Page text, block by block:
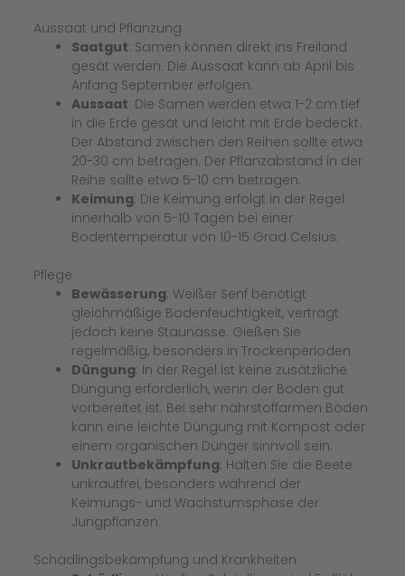
Aussaat und Pflanzung
Saatgut: Samen können direkt ins Freiland
gesät werden. Die Aussaat kann ab April bis
Anfang September erfolgen.
Aussaat: Die Samen werden etwa 1-2 cm tief
in die Erde gesät und leicht mit Erde bedeckt.
Der Abstand zwischen den Reihen sollte etwa
20-30 cm betragen. Der Pflanzabstand in der
Reihe sollte etwa 5-10 cm betragen.
Keimung: Die Keimung erfolgt in der Regel
innerhalb von 5-10 Tagen bei einer
Bodentemperatur von 10-15 Grad Celsius.
Pflege
Bewässerung: Weißer Senf benötigt
gleichmäßige Bodenfeuchtigkeit, verträgt
jedoch keine Staunässe. Gießen Sie
regelmäßig, besonders in Trockenperioden.
Düngung: In der Regel ist keine zusätzliche
Düngung erforderlich, wenn der Boden gut
vorbereitet ist. Bei sehr nährstoffarmen Böden
kann eine leichte Düngung mit Kompost oder
einem organischen Dünger sinnvoll sein.
Unkrautbekämpfung: Halten Sie die Beete
unkrautfrei, besonders während der
Keimungs- und Wachstumsphase der
Jungpflanzen.
Schädlingsbekämpfung und Krankheiten